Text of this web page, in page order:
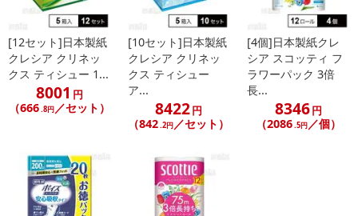
※お申込み後のキャンセルはお受けできません。
記載されている内容を必ずご確認いただき、お届けする商品セット
にご納得いただきましたうえでお申し込みください。
※パッケージ変更や商品リニューアル(成分など含む)等により、参考
の掲載画像や画像内のバーコードなど、お届け商品と多少異なる場
合がございます。
また、[新たな加工食品の原料原産地表示制度]の経過措置期間の終
合がございます。
あらかじめご了承いただいた上でお申込みください。なお、本理由
によるお申込み後のキャンセル・返品交換は対応いたしかねます。
[12セット]日本製紙
クレシア クリネッ
クス ティシュー 1...
8001 円
（666.8円／セット）
[10セット]日本製紙
クレシア クリネッ
クス ティシュー
ア...
8422円
（842.2円／セット）
[4個]日本製紙クレ
シア スコッティ フ
ラワーパック 3倍
長...
8346円
（2086.5円／個）